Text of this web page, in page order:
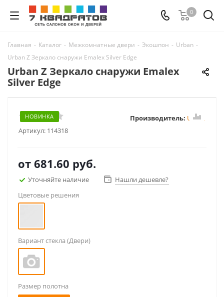
0
Главная - Каталог - Межкомнатные двери - Экошпон - Urban -
Urban Z Зеркало снаружи Emalex Silver Edge
Urban Z Зеркало снаружи Emalex
Silver Edge
НОВИНКА
Артикул: 114318
Производитель: Urban
от 681.60 руб.
Уточняйте наличие
Нашли дешевле?
Цветовые решения
Вариант стекла (Двери)
Размер полотна